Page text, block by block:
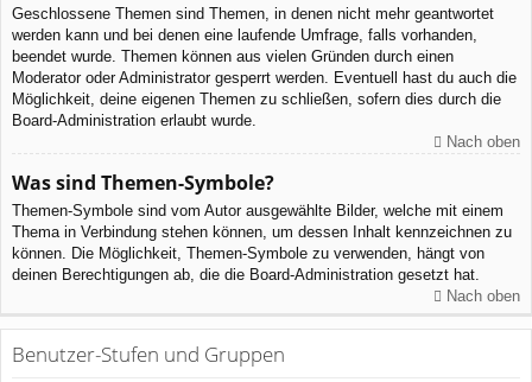
Geschlossene Themen sind Themen, in denen nicht mehr geantwortet
werden kann und bei denen eine laufende Umfrage, falls vorhanden,
beendet wurde. Themen können aus vielen Gründen durch einen
Moderator oder Administrator gesperrt werden. Eventuell hast du auch die
Möglichkeit, deine eigenen Themen zu schließen, sofern dies durch die
Board-Administration erlaubt wurde.
Nach oben
Was sind Themen-Symbole?
Themen-Symbole sind vom Autor ausgewählte Bilder, welche mit einem
Thema in Verbindung stehen können, um dessen Inhalt kennzeichnen zu
können. Die Möglichkeit, Themen-Symbole zu verwenden, hängt von
deinen Berechtigungen ab, die die Board-Administration gesetzt hat.
Nach oben
Benutzer-Stufen und Gruppen